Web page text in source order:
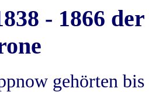
- 1866
gehörten